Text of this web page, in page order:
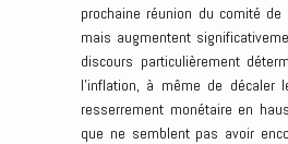
prochaine réunion du comité
mais augmentent
discours particulièrement
l’inflation, à même de décaler
resserrement monétaire en
que ne semblent pas avoir